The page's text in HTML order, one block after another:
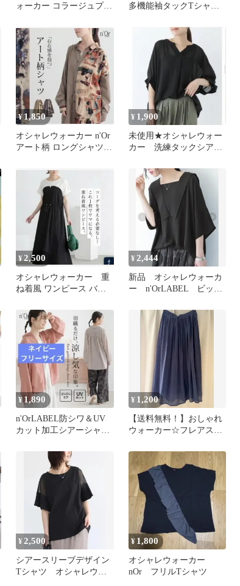
ォーカー コラージュプリ
多機能袖タックTシャ
¥1,850
オシャレウォーカー n'Or
アート柄 ロングシャツ
¥ 1,900
未使用★オシャレウォー
カー 洗練タックシアー
¥2,500
オシャレウォーカー 重
ね着風 ワンピース バイ
ん かわいい
¥ 2,444
新品 オシャレウォーカ
ー n'OrLABEL ビッグ
ラウス
¥ 1,890
n'OrLABEL防シワ＆UV
カット加工シアーシャ
¥ 1,200
【送料無料！】おしゃれ
ウォーカー☆フレアスカ
ビー）
¥2,500
シアースリーブデザイン
Tシャツ オシャレウォ
¥ 1,800
オシャレウォーカー
nOr フリルTシャツ